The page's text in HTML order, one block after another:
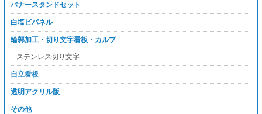
バナースタンドセット
白塩ビパネル
輪郭加工・切り文字看板・カルプ
ステンレス切り文字
自立看板
透明アクリル版
その他